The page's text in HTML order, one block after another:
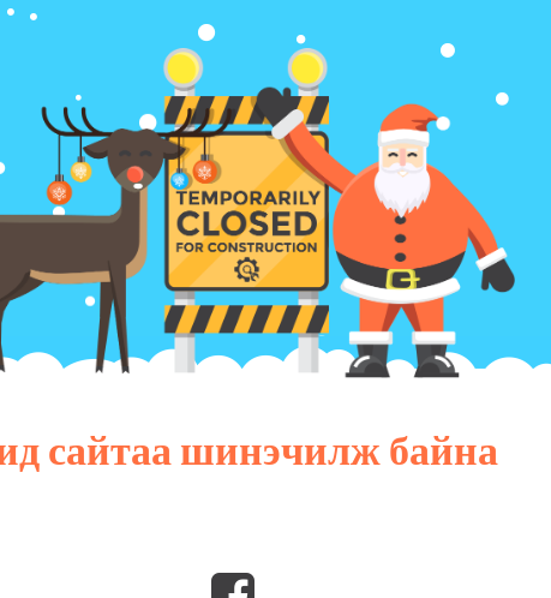
сайтаа шинэчилж байна